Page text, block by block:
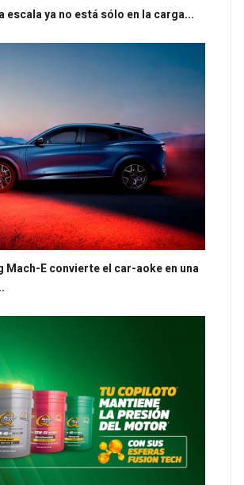
escala ya no está sólo en la carga...
Mach-E convierte el car-aoke en una